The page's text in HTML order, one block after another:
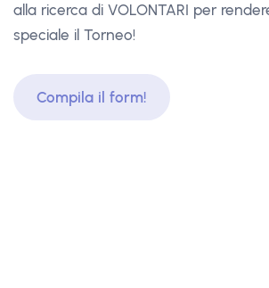
alla ricerca di VOLONTARI per
speciale il Torneo!
Compila il form!